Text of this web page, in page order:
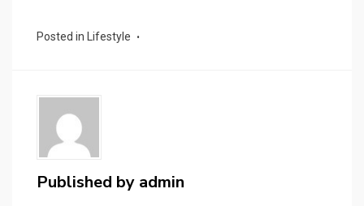
Posted in Lifestyle
Published by admin